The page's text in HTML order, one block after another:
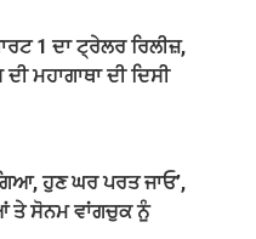
1 ਦਾ ਟ੍ਰੇਲਰ ਰਿਲੀਜ਼,
ਮਹਾਗਾਥਾ ਦੀ ਦਿਸੀ
ਹੁਣ ਘਰ ਪਰਤ ਜਾਓ’,
ਤੇ ਸੋਨਮ ਵਾਂਗਚੁਕ ਨੂੰ